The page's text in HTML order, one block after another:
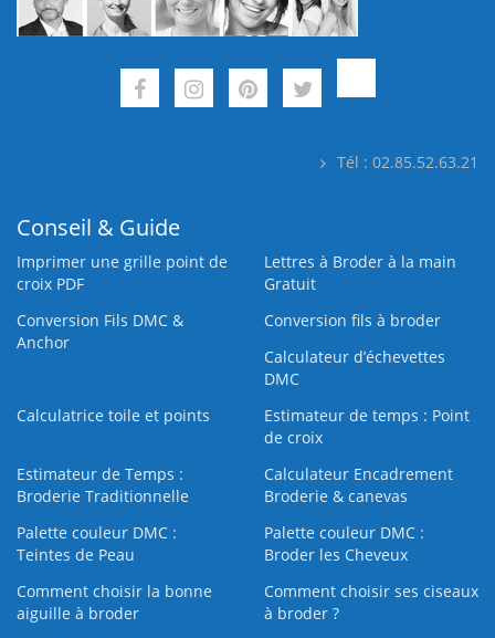
Tél : 02.85.52.63.21
Conseil & Guide
Imprimer une grille point de
croix PDF
Lettres à Broder à la main
Gratuit
Conversion Fils DMC &
Anchor
Conversion fils à broder
Calculateur d’échevettes
DMC
Calculatrice toile et points
Estimateur de temps : Point
de croix
Estimateur de Temps :
Broderie Traditionnelle
Calculateur Encadrement
Broderie & canevas
Palette couleur DMC :
Teintes de Peau
Palette couleur DMC :
Broder les Cheveux
Comment choisir la bonne
aiguille à broder
Comment choisir ses ciseaux
à broder ?